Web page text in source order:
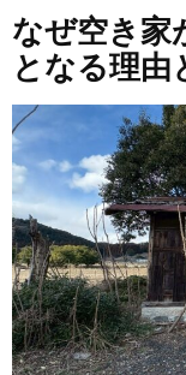
なぜ空き家
となる理由